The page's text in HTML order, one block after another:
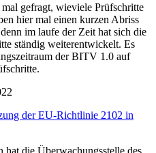
gefragt, wieviele Prüfschritte
hier mal einen kurzen Abriss
im laufe der Zeit hat sich die
ständig weiterentwickelt. Es
der BITV 1.0 auf
der EU-Richtlinie 2102 in
hat die Überwachungsstelle des